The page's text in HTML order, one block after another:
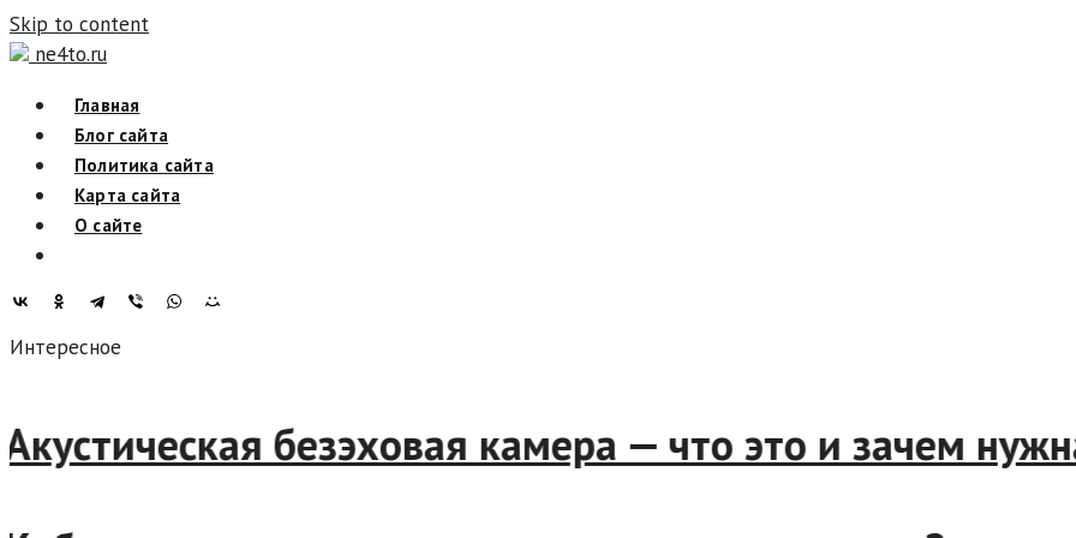
Skip to content
ne4to.ru
Главная
Блог сайта
Политика сайта
Карта сайта
О сайте
Интересное
Акустическая безэховая камера — что это и зачем